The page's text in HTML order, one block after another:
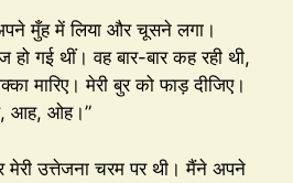
मुँह में लिया और चूसने लगा।
गई थीं। वह बार-बार कह रही थी,
मारिए। मेरी बुर को फाड़ दीजिए।
आह, ओह।”
मेरी उत्तेजना चरम पर थी। मैंने अपने